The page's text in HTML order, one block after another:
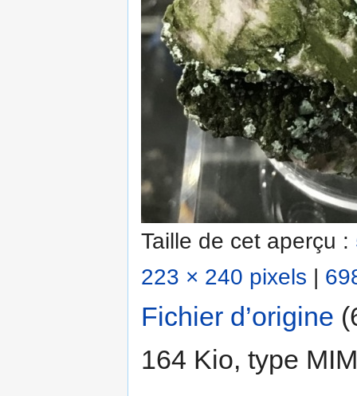
Taille de cet aperçu :
223 × 240 pixels |
Fichier d’origine
164 Kio, type